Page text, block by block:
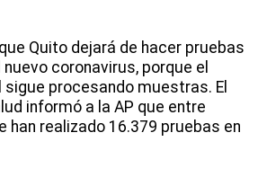
Quito dejará de hacer pruebas
coronavirus, porque el
procesando muestras. El
informó a la AP que entre
han realizado 16.379 pruebas en